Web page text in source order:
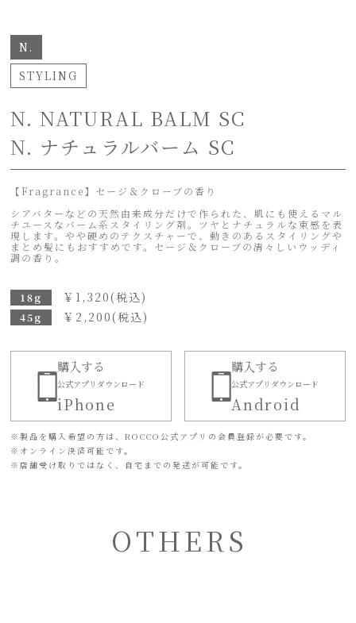
N.
STYLING
N. NATURAL BALM SC
N. ナチュラルバーム SC
【Fragrance】セージ＆クローブの香り
シアバターなどの天然由来成分だけで作られた、肌にも使えるマル
チユースなバーム系スタイリング剤。ツヤとナチュラルな束感を表
現します。やや硬めのテクスチャーで、動きのあるスタイリングや
まとめ髪にもおすすめです。セージ＆クローブの清々しいウッディ
調の香り。
18g ￥ 1,320(税込)
45g ￥ 2,200(税込)
購入する
公式アプリダウンロード
iPhone
購入する
公式アプリダウンロード
Android
※製品を購入希望の方は、ROCCO公式アプリの会員登録が必要です。
※ オンライン決済可能です。
※店舗受け取りではなく、自宅までの発送が可能です。
OTHERS